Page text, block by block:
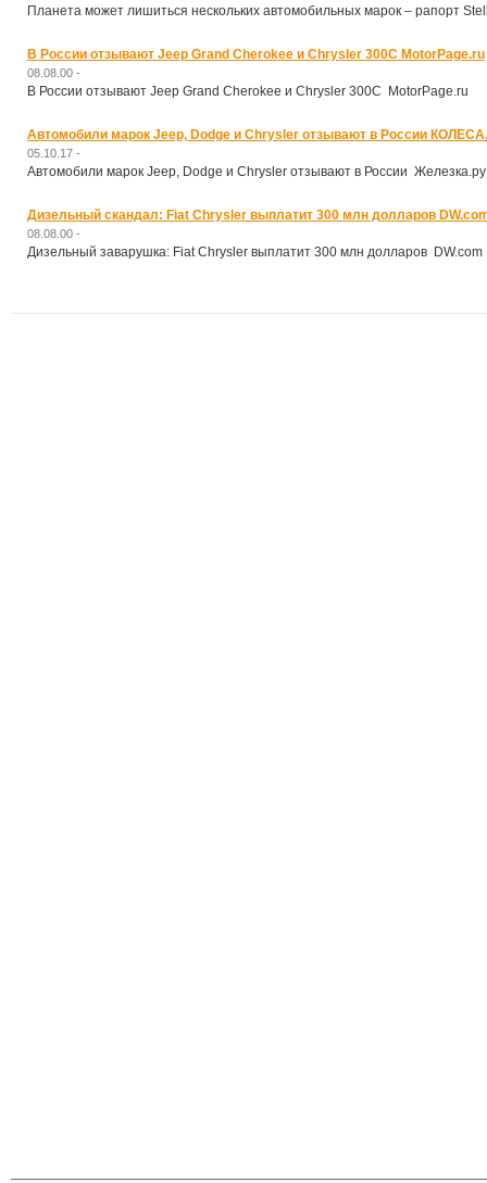
Планета может лишиться нескольких автомобильных марок – рапорт
В России отзывают Jeep Grand Cherokee и Chrysler 300C MotorPage.ru
08.08.00 -
В России отзывают Jeep Grand Cherokee и Chrysler 300C MotorPage.ru
Автомобили марок Jeep, Dodge и Chrysler отзывают в России
05.10.17 -
Автомобили марок Jeep, Dodge и Chrysler отзывают в России Железка.ру
Дизельный скандал: Fiat Chrysler выплатит 300 млн долларов
08.08.00 -
Дизельный заварушка: Fiat Chrysler выплатит 300 млн долларов DW.com